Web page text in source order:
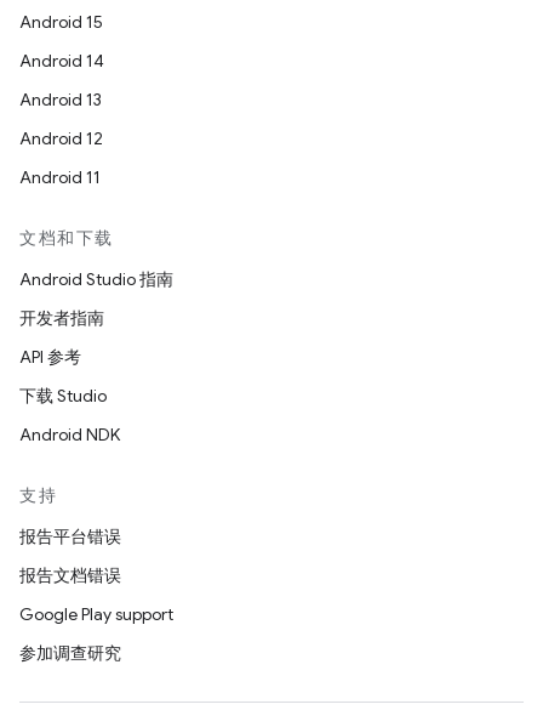
Android 15
Android 14
Android 13
Android 12
Android 11
文档和下载
Android Studio 指南
开发者指南
API 参考
下载 Studio
Android NDK
支持
报告平台错误
报告文档错误
Google Play support
参加调查研究